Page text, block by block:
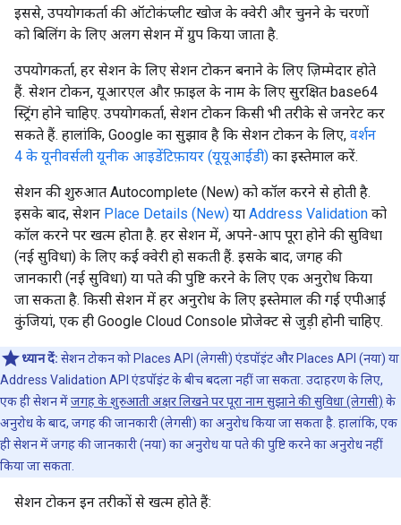
इससे, उपयोगकर्ता की ऑटोकंप्लीट खोज के क्वेरी और चुनने के चरणों
को बिलिंग के लिए अलग सेशन में ग्रुप किया जाता है.
उपयोगकर्ता, हर सेशन के लिए सेशन टोकन बनाने के लिए ज़िम्मेदार होते
हैं. सेशन टोकन, यूआरएल और फ़ाइल के नाम के लिए सुरक्षित base64
स्ट्रिंग होने चाहिए. उपयोगकर्ता, सेशन टोकन किसी भी तरीके से जनरेट कर
सकते हैं. हालांकि, Google का सुझाव है कि सेशन टोकन के लिए, वर्शन
4 के यूनीवर्सली यूनीक आइडेंटिफ़ायर (यूयूआईडी) का इस्तेमाल करें.
सेशन की शुरुआत Autocomplete (New) को कॉल करने से होती है.
इसके बाद, सेशन Place Details (New) या Address Validation को
कॉल करने पर खत्म होता है. हर सेशन में, अपने-आप पूरा होने की सुविधा
(नई सुविधा) के लिए कई क्वेरी हो सकती हैं. इसके बाद, जगह की
जानकारी (नई सुविधा) या पते की पुष्टि करने के लिए एक अनुरोध किया
जा सकता है. किसी सेशन में हर अनुरोध के लिए इस्तेमाल की गई एपीआई
कुंजियां, एक ही Google Cloud Console प्रोजेक्ट से जुड़ी होनी चाहिए.
ध्यान दें: सेशन टोकन को Places API (लेगसी) एंडपॉइंट और Places API (नया) या
Address Validation API एंडपॉइंट के बीच बदला नहीं जा सकता. उदाहरण के लिए,
एक ही सेशन मेंजगह के शुरुआती अक्षर लिखने पर पूरा नाम सुझाने की सुविधा (लेगसी) के
अनुरोध के बाद, जगह की जानकारी (लेगसी) का अनुरोध किया जा सकता है. हालांकि, एक
ही सेशन में जगह की जानकारी (नया) का अनुरोध या पते की पुष्टि करने का अनुरोध नहीं
किया जा सकता.
सेशन टोकन इन तरीकों से खत्म होते हैं: